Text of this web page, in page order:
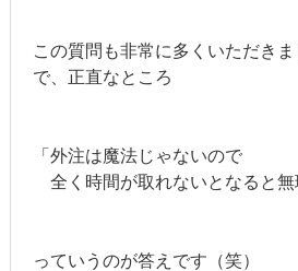
この質問も非常に多くいただきま
で、正直なところ
「外注は魔法じゃないので
全く時間が取れないとなると無
っていうのが答えです（笑）